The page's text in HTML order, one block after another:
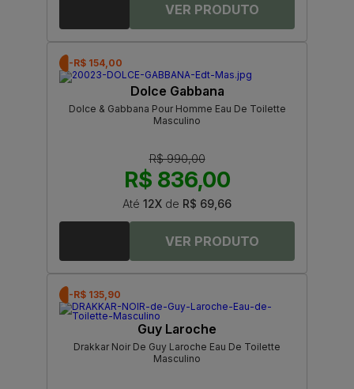
-R$ 154,00
Dolce Gabbana
Dolce & Gabbana Pour Homme Eau De Toilette
Masculino
R$ 990,00
R$ 836,00
Até 12X de R$ 69,66
-R$ 135,90
Guy Laroche
Drakkar Noir De Guy Laroche Eau De Toilette
Masculino